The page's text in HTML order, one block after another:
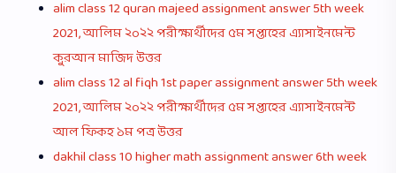
alim class 12 quran majeed assignment answer 5th week
2021, আলিম ২০২২ পরীক্ষার্থীদের ৫ম সপ্তাহের এ্যাসাইনমেন্ট
কুরআন মাজিদ উত্তর
alim class 12 al fiqh 1st paper assignment answer 5th week
2021, আলিম ২০২২ পরীক্ষার্থীদের ৫ম সপ্তাহের এ্যাসাইনমেন্ট
আল ফিকহ ১ম পত্র উত্তর
dakhil class 10 higher math assignment answer 6th week